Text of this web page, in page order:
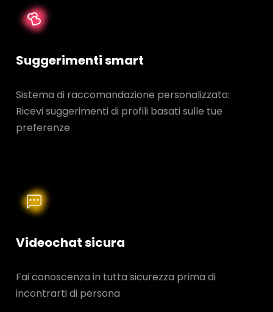
Suggerimenti smart
Sistema di raccomandazione personalizzato:
Ricevi suggerimenti di profili basati sulle tue
preferenze
Videochat sicura
Fai conoscenza in tutta sicurezza prima di
incontrarti di persona